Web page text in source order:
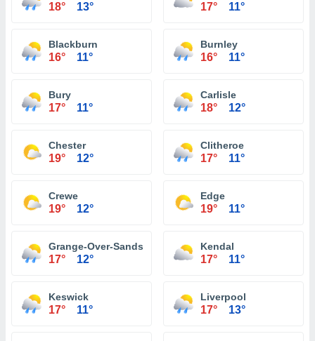
18° 13° 17° 11°
Blackburn
16° 11°
Burnley
16° 11°
Bury
17° 11°
Carlisle
18° 12°
Chester
19° 12°
Clitheroe
17° 11°
Crewe
19° 12°
Edge
19° 11°
Grange-Over-Sands
17° 12°
Kendal
17° 11°
Keswick
17° 11°
Liverpool
17° 13°